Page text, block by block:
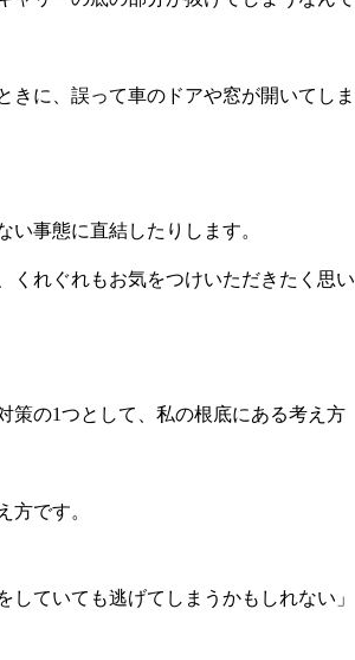
きに、誤って車のドアや窓が開いてしま
事態に直結したりします。
くれぐれもお気をつけいただきたく思い
策の1つとして、私の根底にある考え方
方です。
していても逃げてしまうかもしれない」